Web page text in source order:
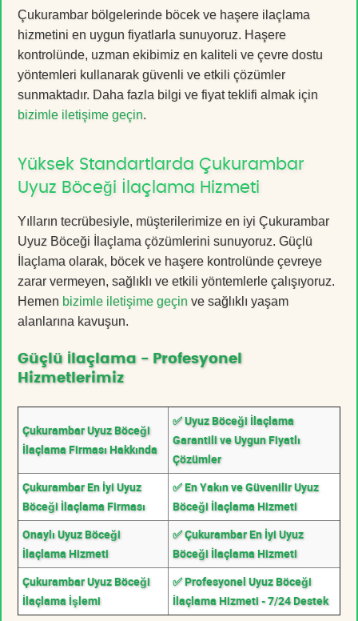
Çukurambar bölgelerinde böcek ve haşere ilaçlama
hizmetini en uygun fiyatlarla sunuyoruz. Haşere
kontrolünde, uzman ekibimiz en kaliteli ve çevre dostu
yöntemleri kullanarak güvenli ve etkili çözümler
sunmaktadır. Daha fazla bilgi ve fiyat teklifi almak için
bizimle iletişime geçin.
Yüksek Standartlarda Çukurambar
Uyuz Böceği İlaçlama Hizmeti
Yılların tecrübesiyle, müşterilerimize en iyi Çukurambar
Uyuz Böceği İlaçlama çözümlerini sunuyoruz. Güçlü
İlaçlama olarak, böcek ve haşere kontrolünde çevreye
zarar vermeyen, sağlıklı ve etkili yöntemlerle çalışıyoruz.
Hemen bizimle iletişime geçin ve sağlıklı yaşam
alanlarına kavuşun.
Güçlü İlaçlama - Profesyonel
Hizmetlerimiz
Çukurambar Uyuz Böceği
İlaçlama Firması Hakkında
✅ Uyuz Böceği İlaçlama
Garantili ve Uygun Fiyatlı
Çözümler
Çukurambar En İyi Uyuz
Böceği İlaçlama Firması
✅ En Yakın ve Güvenilir Uyuz
Böceği İlaçlama Hizmeti
Onaylı Uyuz Böceği
İlaçlama Hizmeti
✅ Çukurambar En İyi Uyuz
Böceği İlaçlama Hizmeti
Çukurambar Uyuz Böceği
İlaçlama İşlemi
✅ Profesyonel Uyuz Böceği
İlaçlama Hizmeti - 7/24 Destek